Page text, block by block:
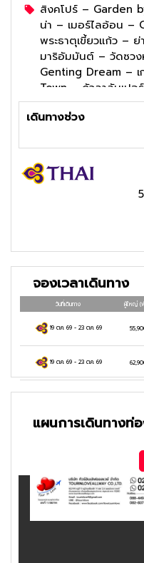
สิงคโปร์ – Garden
น่า – เมอร์ไลอ้อน –
พระธาตุเขี้ยวแก้ว –
มาริอัมมันต์ – วัดซว
Genting Dream –
Town – กัวลาลัมเปอร์
จัตุรัสเมอร์เดกา – พร
– ตึกแฝดปิโตรนาส
– สะพานซาโลมา ลิ
Boutique – ปุตราจ
Suntec City – น้ำพุแ
เมนูพิเศษ !! JUMBO
ซอส - ข้าวมันไก่สิงค
เดินทางช่วง
จองเวลาเดินทาง
วันที่เดินทาง ผู้ใหญ่ (
19 ต.ค. 69- 23 ต.ค. 69
19 ต.ค. 69- 23 ต.ค. 69
แผนการเดินทางท่